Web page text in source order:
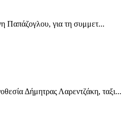
Παπάζογλου, για τη συμμετ...
Δήμητρας Λαρεντζάκη, ταξι...